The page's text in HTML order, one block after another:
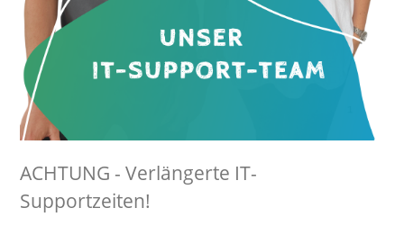
ACHTUNG - Verlängerte IT-
Supportzeiten!